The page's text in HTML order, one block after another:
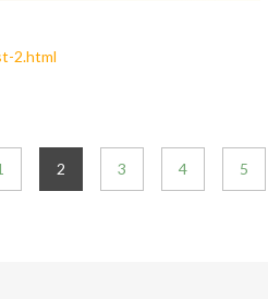
2.html
2 3 4 5